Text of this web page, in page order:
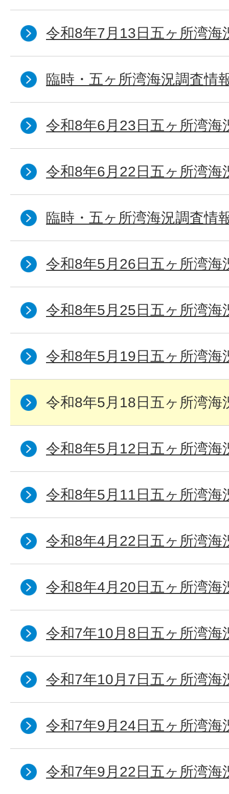
令和8年7月13日五ヶ所湾海
臨時・五ヶ所湾海況調査情
令和8年6月23日五ヶ所湾海
令和8年6月22日五ヶ所湾海
臨時・五ヶ所湾海況調査情
令和8年5月26日五ヶ所湾海
令和8年5月25日五ヶ所湾海
令和8年5月19日五ヶ所湾海
令和8年5月18日五ヶ所湾海
令和8年5月12日五ヶ所湾海
令和8年5月11日五ヶ所湾海
令和8年4月22日五ヶ所湾海
令和8年4月20日五ヶ所湾海
令和7年10月8日五ヶ所湾海
令和7年10月7日五ヶ所湾海
令和7年9月24日五ヶ所湾海
令和7年9月22日五ヶ所湾海